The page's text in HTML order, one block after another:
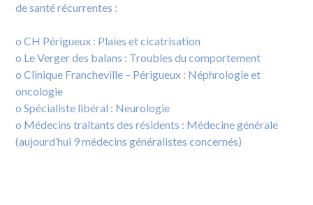
de santé récurrentes :
o CH Périgueux : Plaies et cicatrisation
o Le Verger des balans : Troubles du comportement
o Clinique Francheville – Périgueux : Néphrologie et
oncologie
o Spécialiste libéral : Neurologie
o Médecins traitants des résidents : Médecine générale
(aujourd’hui 9 médecins généralistes concernés)